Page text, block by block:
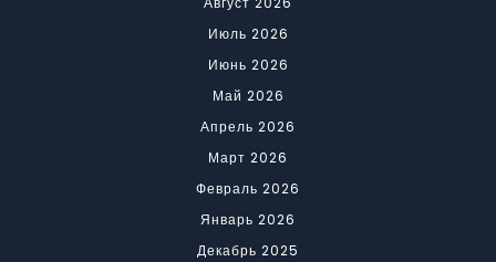
Июль 2026
Июнь 2026
Май 2026
Апрель 2026
Март 2026
Февраль 2026
Январь 2026
Декабрь 2025